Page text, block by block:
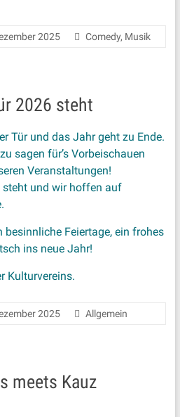
2025 Comedy, Musik
2026 steht
Tür und das Jahr geht zu Ende.
sagen für’s Vorbeischauen
Veranstaltungen!
steht und wir hoffen auf
besinnliche Feiertage, ein frohes
ins neue Jahr!
Kulturvereins.
2025 Allgemein
meets Kauz